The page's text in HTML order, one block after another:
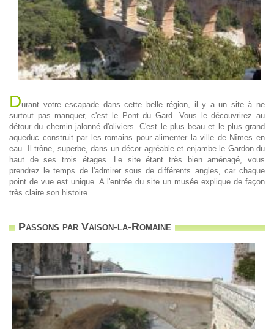
Durant votre escapade dans cette belle région, il y a un site à ne
surtout pas manquer, c'est le Pont du Gard. Vous le découvrirez au
détour du chemin jalonné d'oliviers. C'est le plus beau et le plus grand
aqueduc construit par les romains pour alimenter la ville de Nîmes en
eau. Il trône, superbe, dans un décor agréable et enjambe le Gardon du
haut de ses trois étages. Le site étant très bien aménagé, vous
prendrez le temps de l'admirer sous de différents angles, car chaque
point de vue est unique. A l'entrée du site un musée explique de façon
très claire son histoire.
Passons par Vaison-la-Romaine